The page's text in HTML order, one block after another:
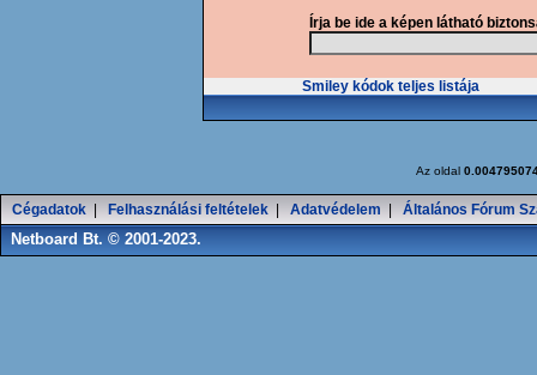
Írja be ide a képen látható
Smiley kódok teljes listája
Az oldal
Cégadatok Felhasználási feltételek Adatvédelem Általános Fórum
Netboard Bt. © 2001-2023.